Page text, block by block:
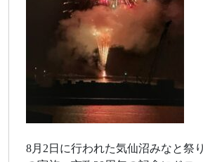
8月2日に行われた気仙沼みなと祭